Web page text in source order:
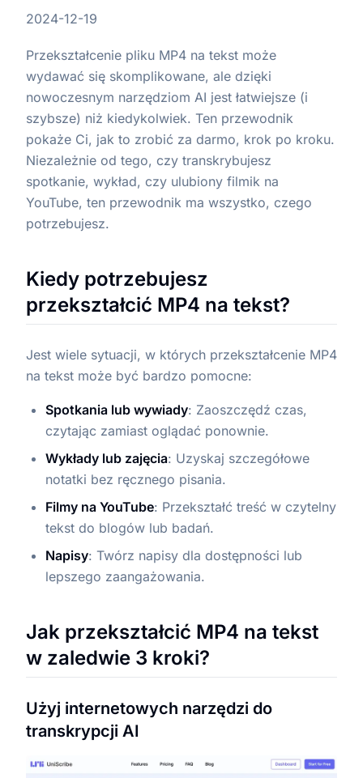
2024-12-19
Przekształcenie pliku MP4 na tekst może
wydawać się skomplikowane, ale dzięki
nowoczesnym narzędziom AI jest łatwiejsze (i
szybsze) niż kiedykolwiek. Ten przewodnik
pokaże Ci, jak to zrobić za darmo, krok po kroku.
Niezależnie od tego, czy transkrybujesz
spotkanie, wykład, czy ulubiony filmik na
YouTube, ten przewodnik ma wszystko, czego
potrzebujesz.
Kiedy potrzebujesz
przekształcić MP4 na tekst?
Jest wiele sytuacji, w których przekształcenie MP4
na tekst może być bardzo pomocne:
Spotkania lub wywiady: Zaoszczędź czas,
czytając zamiast oglądać ponownie.
Wykłady lub zajęcia: Uzyskaj szczegółowe
notatki bez ręcznego pisania.
Filmy na YouTube: Przekształć treść w czytelny
tekst do blogów lub badań.
Napisy: Twórz napisy dla dostępności lub
lepszego zaangażowania.
Jak przekształcić MP4 na tekst
w zaledwie 3 kroki?
Użyj internetowych narzędzi do
transkrypcji AI